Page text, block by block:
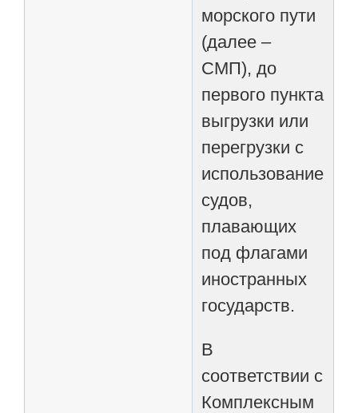
морского пути
(далее –
СМП), до
первого пункта
выгрузки или
перегрузки с
использованием
судов,
плавающих
под флагами
иностранных
государств.
В
соответствии с
Комплексным